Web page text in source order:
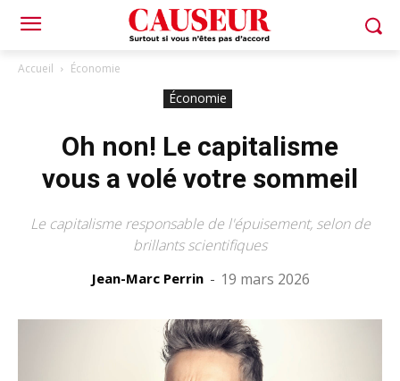
Accueil Économie
Économie
Oh non! Le capitalisme
vous a volé votre sommeil
Le capitalisme responsable de l'épuisement, selon de
brillants scientifiques
Jean-Marc Perrin - 19 mars 2026